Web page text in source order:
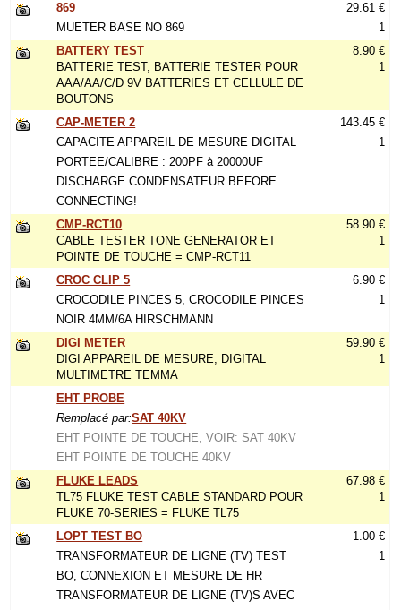
869
MUETER BASE NO 869
29.61 €
1
BATTERY TEST
BATTERIE TEST, BATTERIE TESTER POUR
AAA/AA/C/D 9V BATTERIES ET CELLULE DE
BOUTONS
8.90 €
1
CAP-METER 2
CAPACITE APPAREIL DE MESURE DIGITAL
PORTEE/CALIBRE : 200PF à 20000UF
DISCHARGE CONDENSATEUR BEFORE
CONNECTING!
143.45 €
1
CMP-RCT10
CABLE TESTER TONE GENERATOR ET
POINTE DE TOUCHE = CMP-RCT11
58.90 €
1
CROC CLIP 5
CROCODILE PINCES 5, CROCODILE PINCES
NOIR 4MM/6A HIRSCHMANN
6.90 €
1
DIGI METER
DIGI APPAREIL DE MESURE, DIGITAL
MULTIMETRE TEMMA
59.90 €
1
EHT PROBE
Remplacé par:SAT 40KV
EHT POINTE DE TOUCHE, VOIR: SAT 40KV
EHT POINTE DE TOUCHE 40KV
FLUKE LEADS
TL75 FLUKE TEST CABLE STANDARD POUR
FLUKE 70-SERIES = FLUKE TL75
67.98 €
1
LOPT TEST BO
TRANSFORMATEUR DE LIGNE (TV) TEST
BO, CONNEXION ET MESURE DE HR
TRANSFORMATEUR DE LIGNE (TV)S AVEC
1.00 €
1